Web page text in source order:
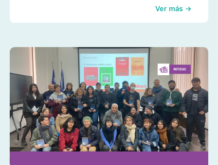
Ver más →